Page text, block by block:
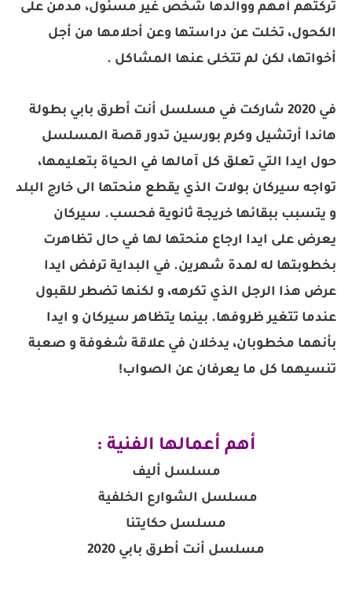
تركتهم أمهم ووالدها شخص غير مسئول، مدمن على
الكحول، تخلت عن دراستها وعن أحلامها من أجل
أخواتها، لكن لم تتخلى عنها المشاكل .
في 2020 شاركت في مسلسل أنت أطرق بابي بطولة
هاندا أرتشيل وكرم بورسين تدور قصة المسلسل
حول ايدا التي تعلق كل آمالها في الحياة بتعليمها،
تواجه سيركان بولات الذي يقطع منحتها الى خارج البلد
و يتسبب ببقائها خريجة ثانوية فحسب. سيركان
يعرض على ايدا ارجاع منحتها لها في حال تظاهرت
بخطوبتها له لمدة شهرين. في البداية ترفض ايدا
عرض هذا الرجل الذي تكرهه، و لكنها تضطر للقبول
عندما تتغير ظروفها. بينما يتظاهر سيركان و ايدا
بأنهما مخطوبان، يدخلان في علاقة شغوفة و صعبة
تنسيهما كل ما يعرفان عن الصواب!
أهم أعمالها الفنية :
مسلسل أليف
مسلسل الشوارع الخلفية
مسلسل حكايتنا
مسلسل أنت أطرق بابي 2020